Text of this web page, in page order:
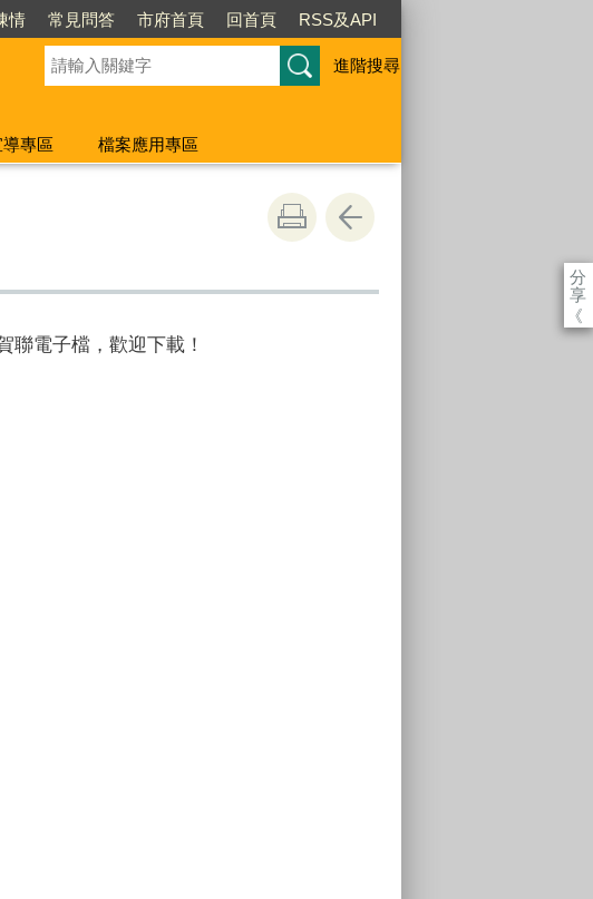
情 常見問答 市府首頁 回首頁 RSS及API
進階搜尋
專區
檔案應用專區
分
享
《
聯電子檔，歡迎下載！